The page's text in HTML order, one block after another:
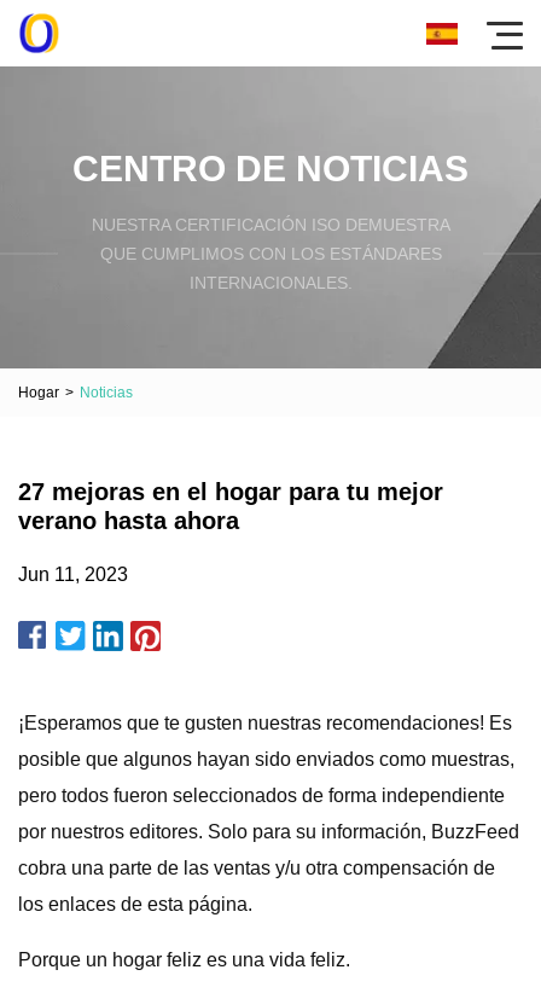
CENTRO DE NOTICIAS
NUESTRA CERTIFICACIÓN ISO DEMUESTRA
QUE CUMPLIMOS CON LOS ESTÁNDARES
INTERNACIONALES.
Hogar > Noticias
27 mejoras en el hogar para tu mejor
verano hasta ahora
Jun 11, 2023
¡Esperamos que te gusten nuestras recomendaciones! Es
posible que algunos hayan sido enviados como muestras,
pero todos fueron seleccionados de forma independiente
por nuestros editores. Solo para su información, BuzzFeed
cobra una parte de las ventas y/u otra compensación de
los enlaces de esta página.
Porque un hogar feliz es una vida feliz.